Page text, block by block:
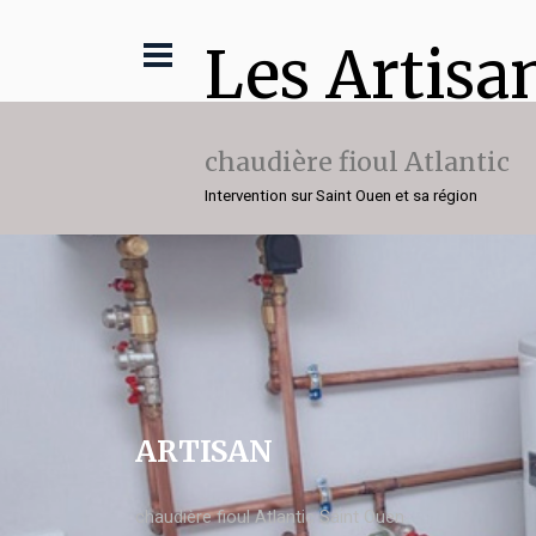
Les
chaudière fioul Atlantic
Intervention sur Saint Ouen et sa région
ARTISAN
chaudière fioul Atlantic Saint Ouen